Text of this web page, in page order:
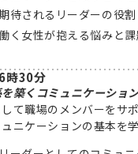
待されるリーダーの役割
く女性が抱える悩みと課
時30分
築くコミュニケーショ
て職場のメンバーをサ
ニケーションの基本を学